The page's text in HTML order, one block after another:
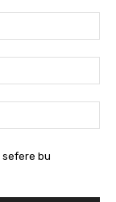
sefere bu